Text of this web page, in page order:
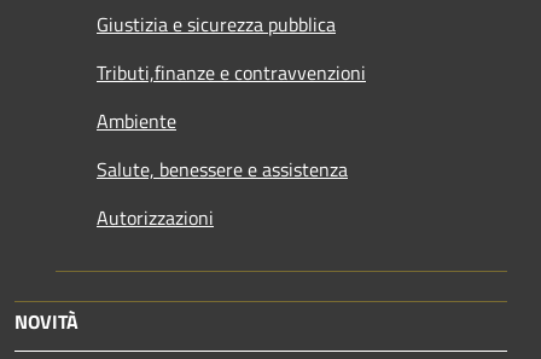
Giustizia e sicurezza pubblica
Tributi,finanze e contravvenzioni
Ambiente
Salute, benessere e assistenza
Autorizzazioni
NOVITÀ